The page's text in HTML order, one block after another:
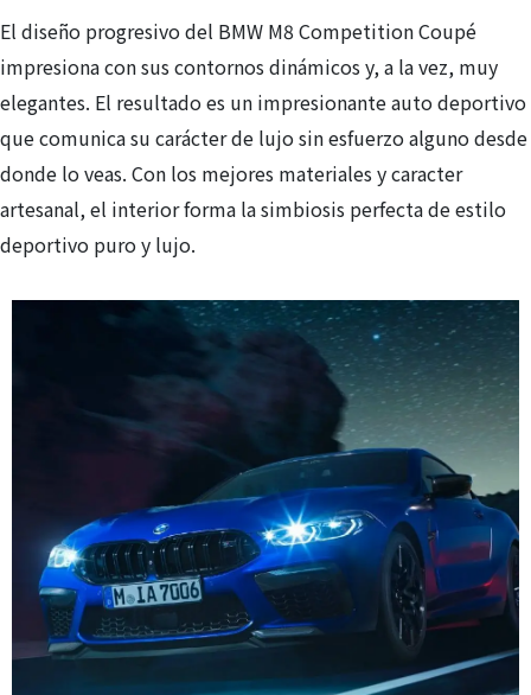
El diseño progresivo del BMW M8 Competition Coupé
impresiona con sus contornos dinámicos y, a la vez, muy
elegantes. El resultado es un impresionante auto deportivo
que comunica su carácter de lujo sin esfuerzo alguno desde
donde lo veas. Con los mejores materiales y caracter
artesanal, el interior forma la simbiosis perfecta de estilo
deportivo puro y lujo.